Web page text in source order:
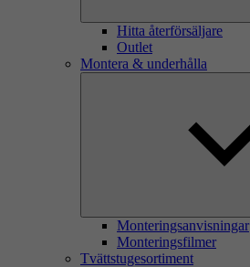
Hitta återförsäljare
Outlet
Montera & underhålla
Monteringsanvisningar
Monteringsfilmer
Tvättstugesortiment